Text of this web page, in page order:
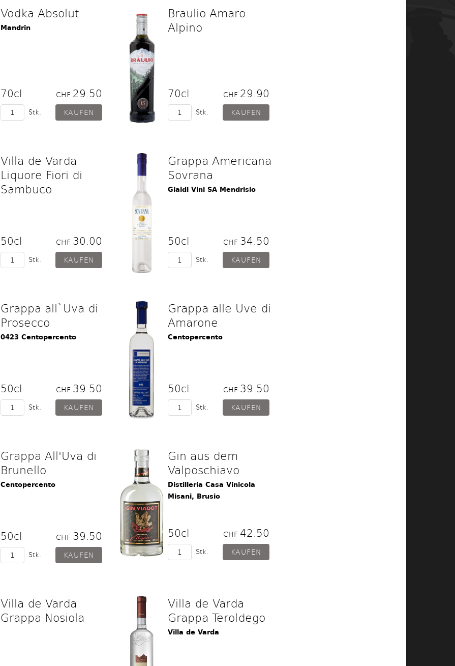
Vodka Absolut
Mandrin
70cl CHF 29.50
Stk.
Braulio Amaro
Alpino
70cl CHF 29.90
Stk.
Villa de Varda
Liquore Fiori di
Sambuco
50cl CHF 30.00
Stk.
Grappa Americana
Sovrana
Gialdi Vini SA Mendrisio
50cl CHF 34.50
Stk.
Grappa all`Uva di
Prosecco
0423 Centopercento
50cl CHF 39.50
Stk.
Grappa alle Uve di
Amarone
Centopercento
50cl CHF 39.50
Stk.
Grappa All'Uva di
Brunello
Centopercento
50cl CHF 39.50
Stk.
Gin aus dem
Valposchiavo
Distilleria Casa Vinicola
Misani, Brusio
50cl CHF 42.50
Stk.
Villa de Varda
Grappa Nosiola
Villa de Varda
Grappa Teroldego
Villa de Varda